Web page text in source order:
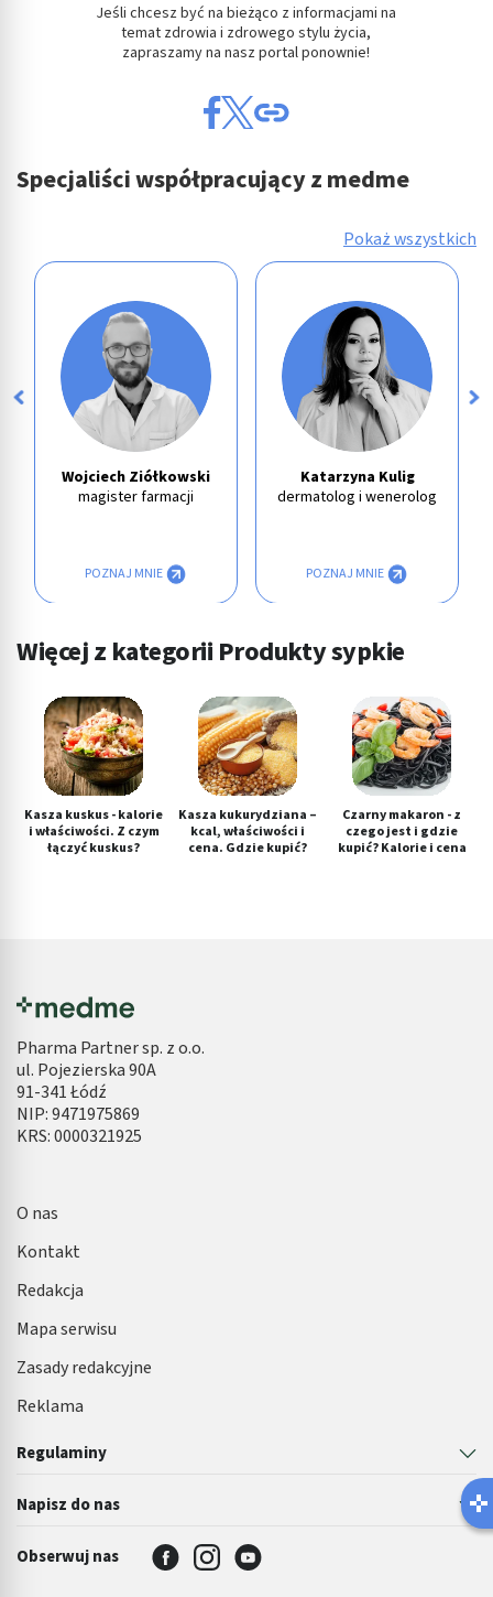
Jeśli chcesz być na bieżąco z informacjami na
temat zdrowia i zdrowego stylu życia,
zapraszamy na nasz portal ponownie!
Specjaliści współpracujący z medme
Pokaż wszystkich
Wojciech Ziółkowski
magister farmacji
POZNAJ MNIE
Katarzyna Kulig
dermatolog i wenerolog
POZNAJ MNIE
Więcej z kategorii Produkty sypkie
Kasza kuskus - kalorie
i właściwości. Z czym
łączyć kuskus?
Kasza kukurydziana –
kcal, właściwości i
cena. Gdzie kupić?
Czarny makaron - z
czego jest i gdzie
kupić? Kalorie i cena
Pharma Partner sp. z o.o.
ul. Pojezierska 90A
91-341 Łódź
NIP: 9471975869
KRS: 0000321925
Regulaminy
Napisz do nas
O nas
Kontakt
Redakcja
Mapa serwisu
Zasady redakcyjne
Reklama
Obserwuj nas